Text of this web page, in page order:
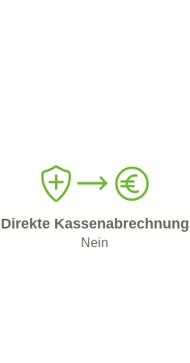
Direkte Kassenabrechnung
Nein